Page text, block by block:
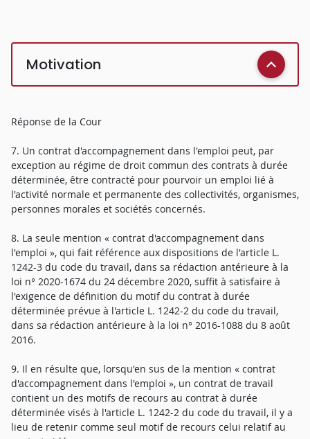
Motivation
Réponse de la Cour
7. Un contrat d'accompagnement dans l'emploi peut, par
exception au régime de droit commun des contrats à durée
déterminée, être contracté pour pourvoir un emploi lié à
l'activité normale et permanente des collectivités, organismes,
personnes morales et sociétés concernés.
8. La seule mention « contrat d'accompagnement dans
l'emploi », qui fait référence aux dispositions de l'article L.
1242-3 du code du travail, dans sa rédaction antérieure à la
loi n° 2020-1674 du 24 décembre 2020, suffit à satisfaire à
l'exigence de définition du motif du contrat à durée
déterminée prévue à l'article L. 1242-2 du code du travail,
dans sa rédaction antérieure à la loi n° 2016-1088 du 8 août
2016.
9. Il en résulte que, lorsqu'en sus de la mention « contrat
d'accompagnement dans l'emploi », un contrat de travail
contient un des motifs de recours au contrat à durée
déterminée visés à l'article L. 1242-2 du code du travail, il y a
lieu de retenir comme seul motif de recours celui relatif au